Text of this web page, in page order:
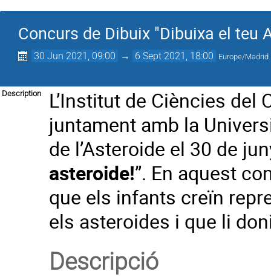
Concurs de Dibuix "Dibuixa el teu
30 Jun 2021, 09:00 → 6 Sept 2021, 18:00 Europe/Madrid
Description
L’Institut de Ciències
juntament amb la
de l’Asteroide el 30 de
asteroide!”. En aquest
que els infants creïn
els asteroides i que li
Descripció